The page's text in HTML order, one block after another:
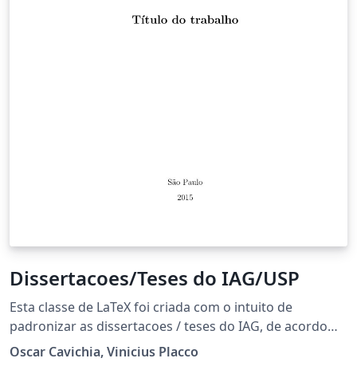
Dissertacoes/Teses do IAG/USP
Esta classe de LaTeX foi criada com o intuito de
padronizar as dissertacoes / teses do IAG, de acordo
com as normas e diretrizes da USP. Mais informações
Oscar Cavichia, Vinicius Placco